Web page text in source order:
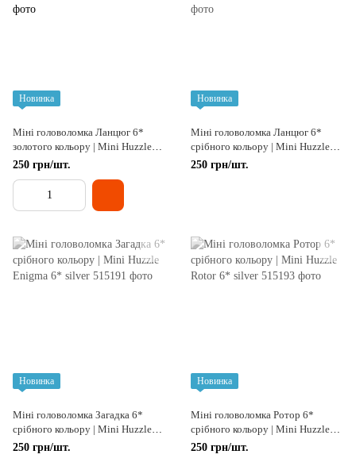
Новинка
Міні головоломка Ланцюг 6*
золотого кольору | Mini Huzzle
Chain 6* gold
250 грн/шт.
Новинка
Міні головоломка Ланцюг 6*
срібного кольору | Mini Huzzle
Chain 6* silver
250 грн/шт.
Новинка
Міні головоломка Загадка 6*
срібного кольору | Mini Huzzle
Enigma 6* silver
250 грн/шт.
Новинка
Міні головоломка Ротор 6*
срібного кольору | Mini Huzzle
Rotor 6* silver
250 грн/шт.